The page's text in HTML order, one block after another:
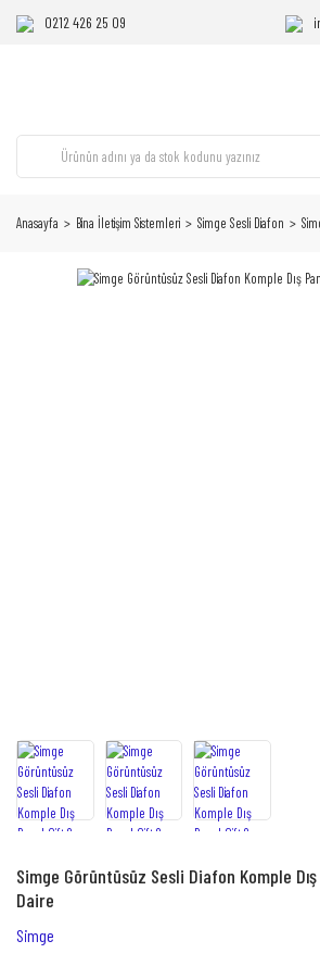
0212 426 25 09
Anasayfa Bina İletişim Sistemleri Simge Sesli Diafon
Simge Görüntüsüz Sesli Diafon Komple
Daire
Simge